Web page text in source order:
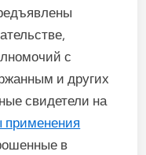
с
и других
свидетели на
применения
в